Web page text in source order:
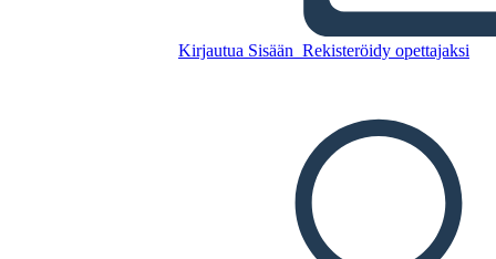
Kirjautua Sisään Rekisteröidy opettajaksi
Kopioi tämä kuvakäsikirjoitus
LUO KUVAKÄSIKIRJOITUS
TOISTA DIAESITYS